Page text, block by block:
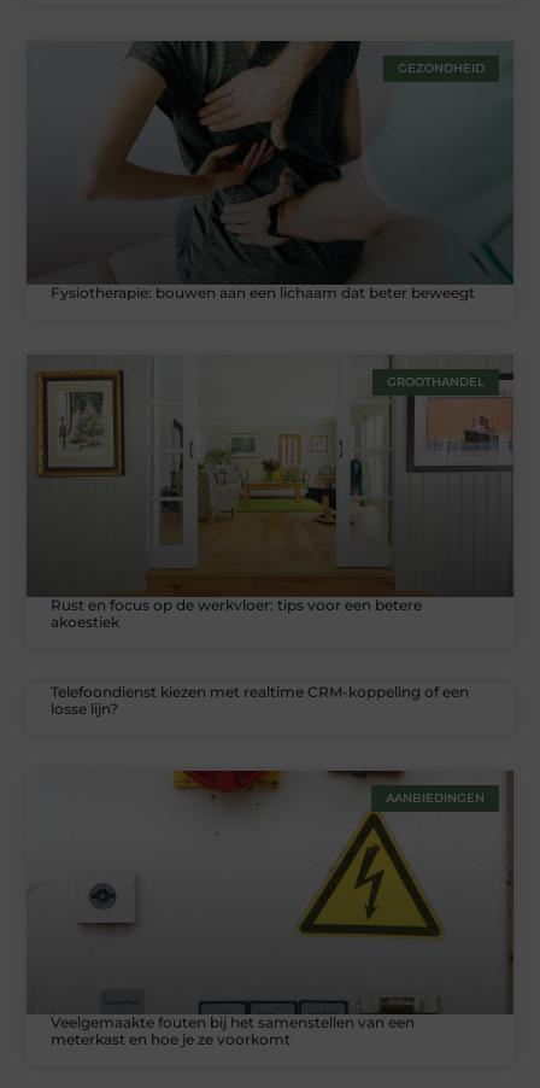
GEZONDHEID
Fysiotherapie: bouwen aan een lichaam dat beter beweegt
GROOTHANDEL
Rust en focus op de werkvloer: tips voor een betere
akoestiek
Telefoondienst kiezen met realtime CRM-koppeling of een
losse lijn?
AANBIEDINGEN
Veelgemaakte fouten bij het samenstellen van een
meterkast en hoe je ze voorkomt